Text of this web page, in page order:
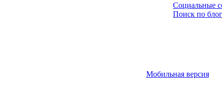
Социальные
Поиск по
Мобильная версия